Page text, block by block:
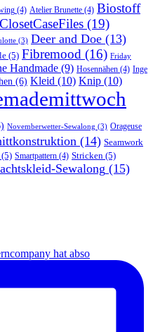
(4) Atelier Brunette (4) Biostoff
ClosetCaseFiles (19)
(3) Deer and Doe (13)
(5) Fibremood (16) Friday
Handmade (9) Hosennähen (4) Inge
(6) Kleid (10) Knip (10)
Novemberwetter-Sewalong (3) Orageuse
(14) Seamwork
(5) Smartpattern (4) Stricken (5)
Sewalong (15)
hat abso